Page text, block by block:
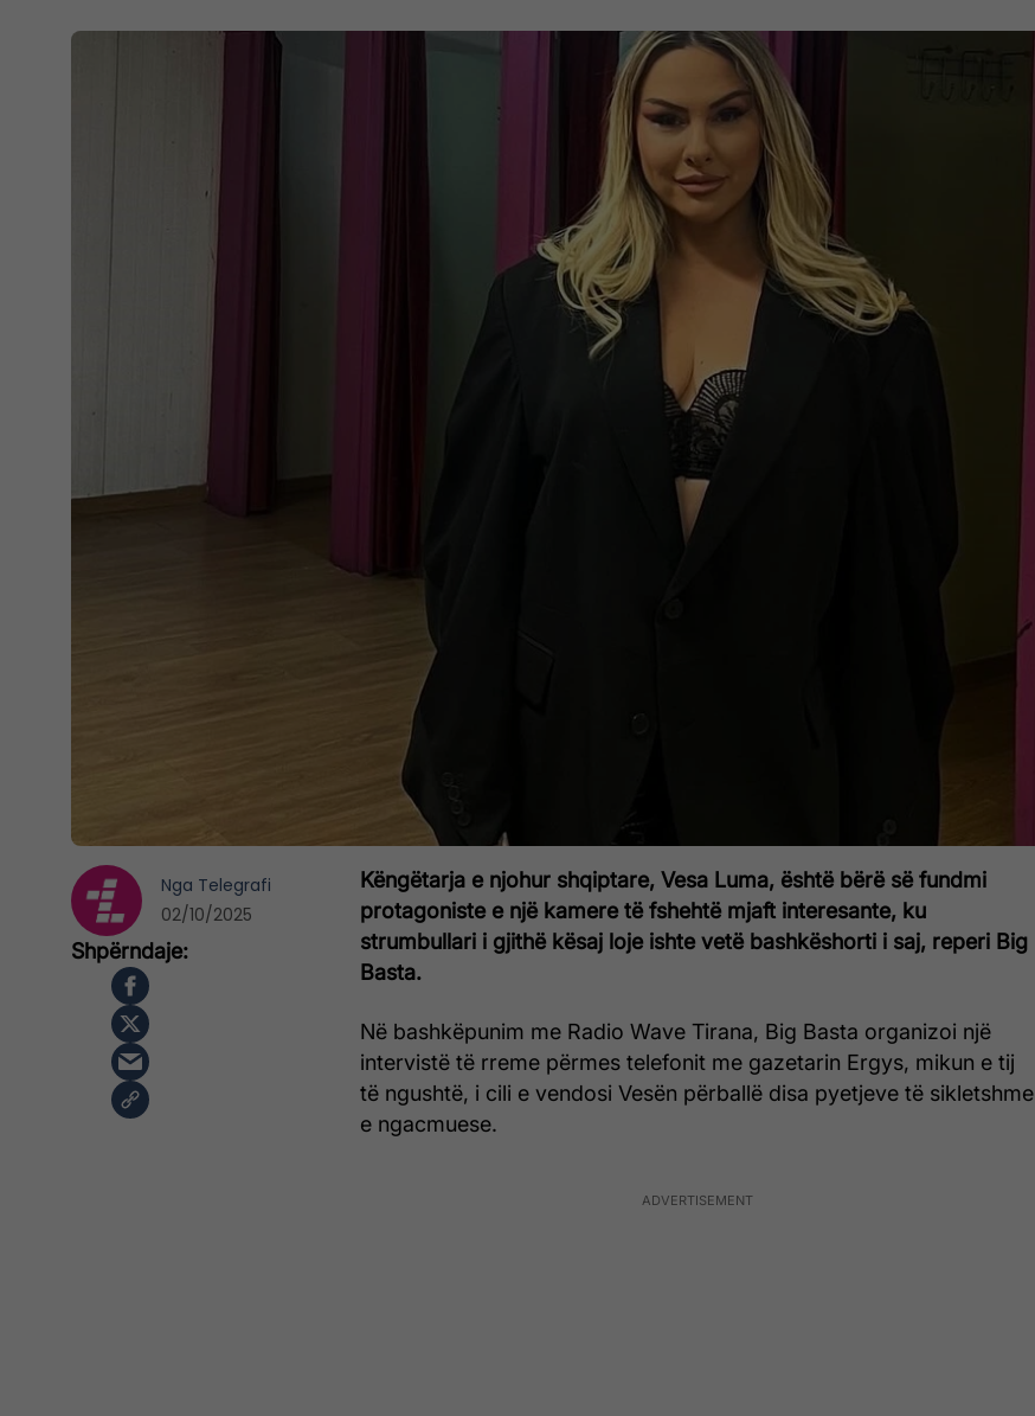
Këngëtarja e njohur shqiptare, Vesa Luma, është bërë së fundmi
protagoniste e një kamere të fshehtë mjaft interesante, ku
strumbullari i gjithë kësaj loje ishte vetë bashkëshorti i saj, reperi Big
Basta.
Në bashkëpunim me Radio Wave Tirana, Big Basta organizoi një
intervistë të rreme përmes telefonit me gazetarin Ergys, mikun e tij
të ngushtë, i cili e vendosi Vesën përballë disa pyetjeve të sikletshme
e ngacmuese.
Nga Telegrafi
02/10/2025